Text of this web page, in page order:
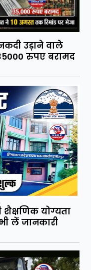
उड़ाने वाले
रुपए बरामद
शैक्षणिक योग्यता
लें जानकारी